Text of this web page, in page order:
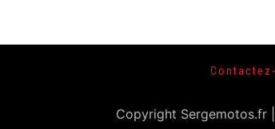
Copyright Sergemotos.fr